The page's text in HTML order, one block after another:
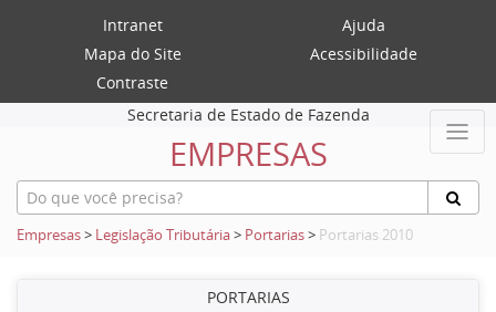
Intranet
Ajuda
Mapa do Site
Acessibilidade
Contraste
Secretaria de Estado de Fazenda
EMPRESAS
Empresas> Legislação Tributária> Portarias> Portarias 2010
PORTARIAS